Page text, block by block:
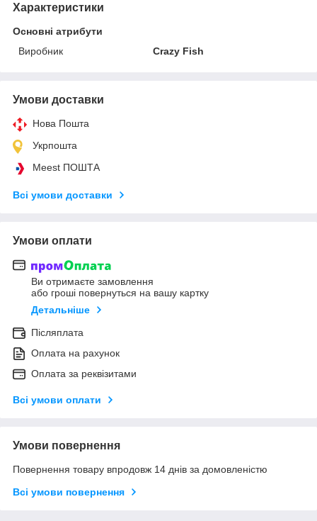
Характеристики
Основні атрибути
Виробник
Crazy Fish
Умови доставки
Нова Пошта
Укрпошта
Meest ПОШТА
Всі умови доставки
Умови оплати
Ви отримаєте замовлення
або гроші повернуться на вашу картку
Детальніше
Післяплата
Оплата на рахунок
Оплата за реквізитами
Всі умови оплати
Умови повернення
Повернення товару впродовж 14 днів за домовленістю
Всі умови повернення